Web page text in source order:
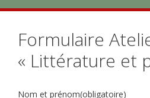
Formulaire
« Littérature et
Nom et prénom(obligatoire)